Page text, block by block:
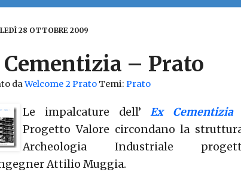
28 OTTOBRE 2009
Cementizia – Prato
daWelcome 2 Prato Temi: Prato
Le impalcature dell’Ex Cementizia
Progetto Valore circondano la
Archeologia Industriale
Attilio Muggia.